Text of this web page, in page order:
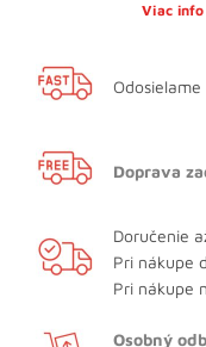
Viac info
Doprava
Doručenie
Pri nákupe
Pri nákupe
Osobný